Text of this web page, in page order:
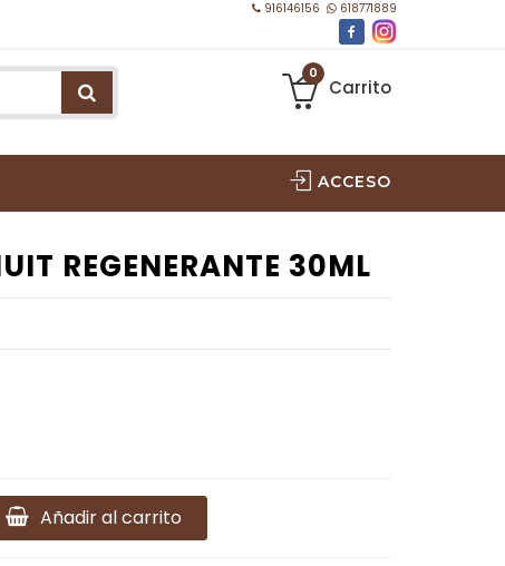
916146156 618771889
0
Carrito
ACCESO
REGENERANTE 30ML
Añadir al carrito